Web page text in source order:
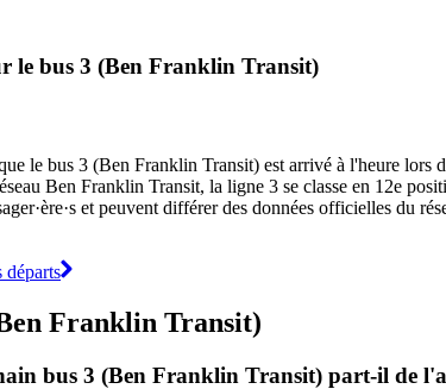
le bus 3 (Ben Franklin Transit)
le bus 3 (Ben Franklin Transit) est arrivé à l'heure
Ben Franklin Transit, la ligne 3 se classe en 12e
et peuvent différer des données officielles
départs
Franklin Transit)
bus 3 (Ben Franklin Transit) part-il de